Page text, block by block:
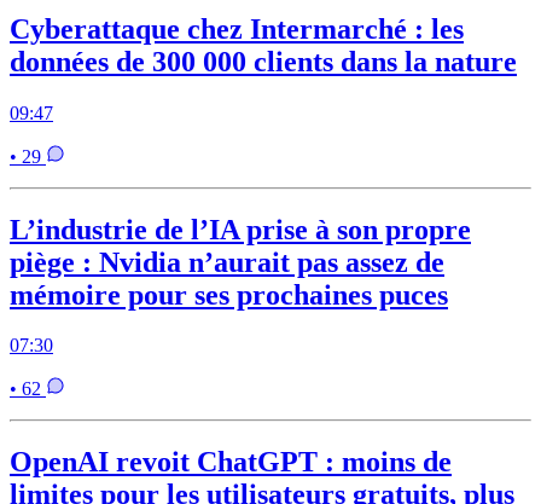
Cyberattaque chez Intermarché : les
données de 300 000 clients dans la nature
09:47
• 29
L’industrie de l’IA prise à son propre
piège : Nvidia n’aurait pas assez de
mémoire pour ses prochaines puces
07:30
• 62
OpenAI revoit ChatGPT : moins de
limites pour les utilisateurs gratuits, plus